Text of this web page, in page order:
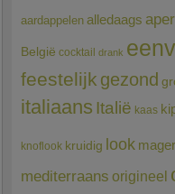
aardappelen alledaags
België cocktail drank
feestelijk gezond
italiaans Italië kaas
knoflook kruidig look mager
mediterraans origineel